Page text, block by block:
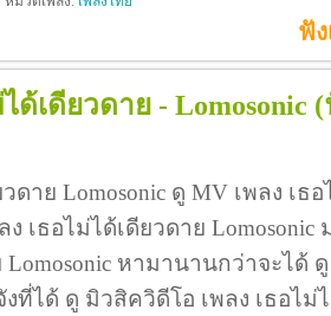
ฟั
ด้เดียวดาย - Lomosonic (
ดาย Lomosonic ดู MV เพลง เธ
ง เธอไม่ได้เดียวดาย Lomosonic
Lomosonic หามานานกว่าจะได้
งที่ได้ ดู มิวสิควิดีโอ เพลง เธอไม่